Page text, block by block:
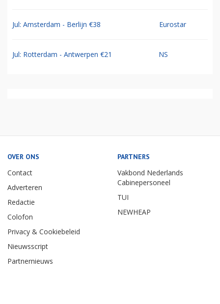
Jul: Amsterdam - Berlijn €38 Eurostar
Jul: Rotterdam - Antwerpen €21 NS
OVER ONS
Contact
Adverteren
Redactie
Colofon
Privacy & Cookiebeleid
Nieuwsscript
Partnernieuws
PARTNERS
Vakbond Nederlands
Cabinepersoneel
TUI
NEWHEAP